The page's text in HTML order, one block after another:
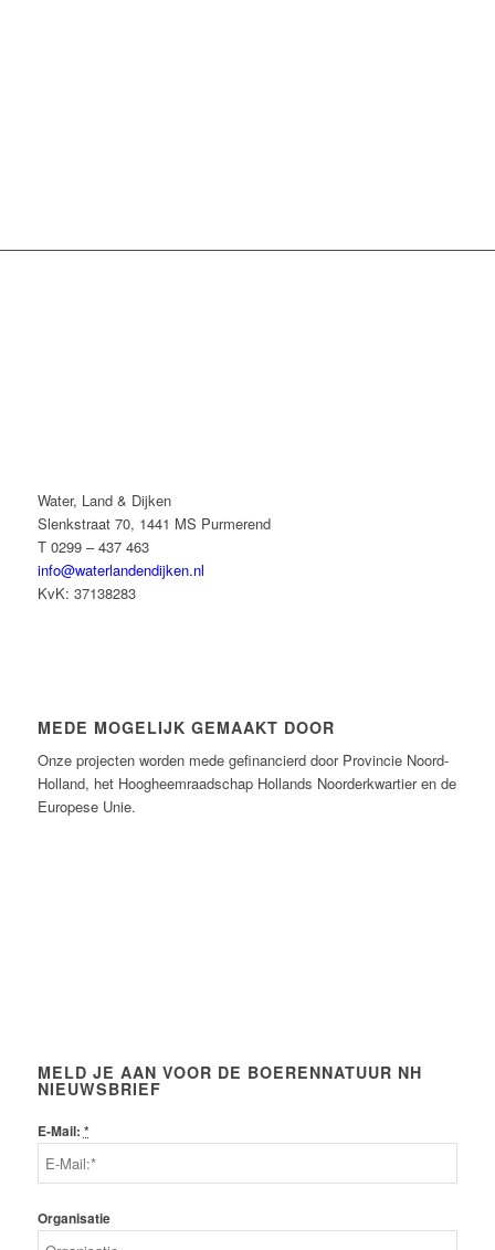
Water, Land & Dijken
Slenkstraat 70, 1441 MS Purmerend
T 0299 – 437 463
info@waterlandendijken.nl
KvK: 37138283
MEDE MOGELIJK GEMAAKT DOOR
Onze projecten worden mede gefinancierd door Provincie Noord-
Holland, het Hoogheemraadschap Hollands Noorderkwartier en de
Europese Unie.
MELD JE AAN VOOR DE BOERENNATUUR NH
NIEUWSBRIEF
E-Mail: *
Organisatie